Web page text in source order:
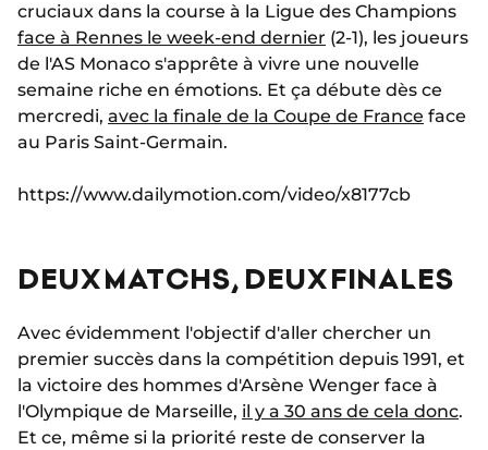
cruciaux dans la course à la Ligue des Champions
face à Rennes le week-end dernier (2-1), les joueurs
de l'AS Monaco s'apprête à vivre une nouvelle
semaine riche en émotions. Et ça débute dès ce
mercredi, avec la finale de la Coupe de France face
au Paris Saint-Germain.
https://www.dailymotion.com/video/x8177cb
DEUX MATCHS, DEUX FINALES
Avec évidemment l'objectif d'aller chercher un
premier succès dans la compétition depuis 1991, et
la victoire des hommes d'Arsène Wenger face à
l'Olympique de Marseille, il y a 30 ans de cela donc.
Et ce, même si la priorité reste de conserver la